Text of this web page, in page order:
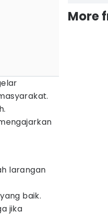
larangan
baik.
jika
More